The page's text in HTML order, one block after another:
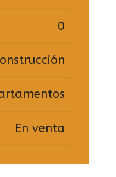
0
En venta